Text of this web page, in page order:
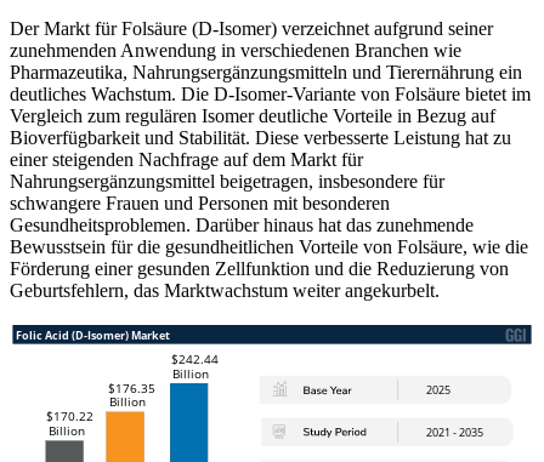
Der Markt für Folsäure (D-Isomer) verzeichnet aufgrund seiner
zunehmenden Anwendung in verschiedenen Branchen wie
Pharmazeutika, Nahrungsergänzungsmitteln und Tierernährung ein
deutliches Wachstum. Die D-Isomer-Variante von Folsäure bietet im
Vergleich zum regulären Isomer deutliche Vorteile in Bezug auf
Bioverfügbarkeit und Stabilität. Diese verbesserte Leistung hat zu
einer steigenden Nachfrage auf dem Markt für
Nahrungsergänzungsmittel beigetragen, insbesondere für
schwangere Frauen und Personen mit besonderen
Gesundheitsproblemen. Darüber hinaus hat das zunehmende
Bewusstsein für die gesundheitlichen Vorteile von Folsäure, wie die
Förderung einer gesunden Zellfunktion und die Reduzierung von
Geburtsfehlern, das Marktwachstum weiter angekurbelt.